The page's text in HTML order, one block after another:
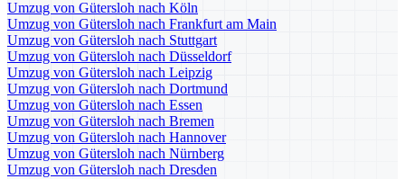
Umzug von Gütersloh nach Köln
Umzug von Gütersloh nach Frankfurt am Main
Umzug von Gütersloh nach Stuttgart
Umzug von Gütersloh nach Düsseldorf
Umzug von Gütersloh nach Leipzig
Umzug von Gütersloh nach Dortmund
Umzug von Gütersloh nach Essen
Umzug von Gütersloh nach Bremen
Umzug von Gütersloh nach Hannover
Umzug von Gütersloh nach Nürnberg
Umzug von Gütersloh nach Dresden